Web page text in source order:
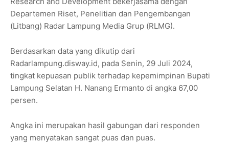
Departemen Riset, Penelitian dan Pengembangan
(Litbang) Radar Lampung Media Grup (RLMG).
Berdasarkan data yang dikutip dari
Radarlampung.disway.id, pada Senin, 29 Juli 2024,
tingkat kepuasan publik terhadap kepemimpinan Bupati
Lampung Selatan H. Nanang Ermanto di angka 67,00
persen.
Angka ini merupakan hasil gabungan dari responden
yang menyatakan sangat puas dan puas.